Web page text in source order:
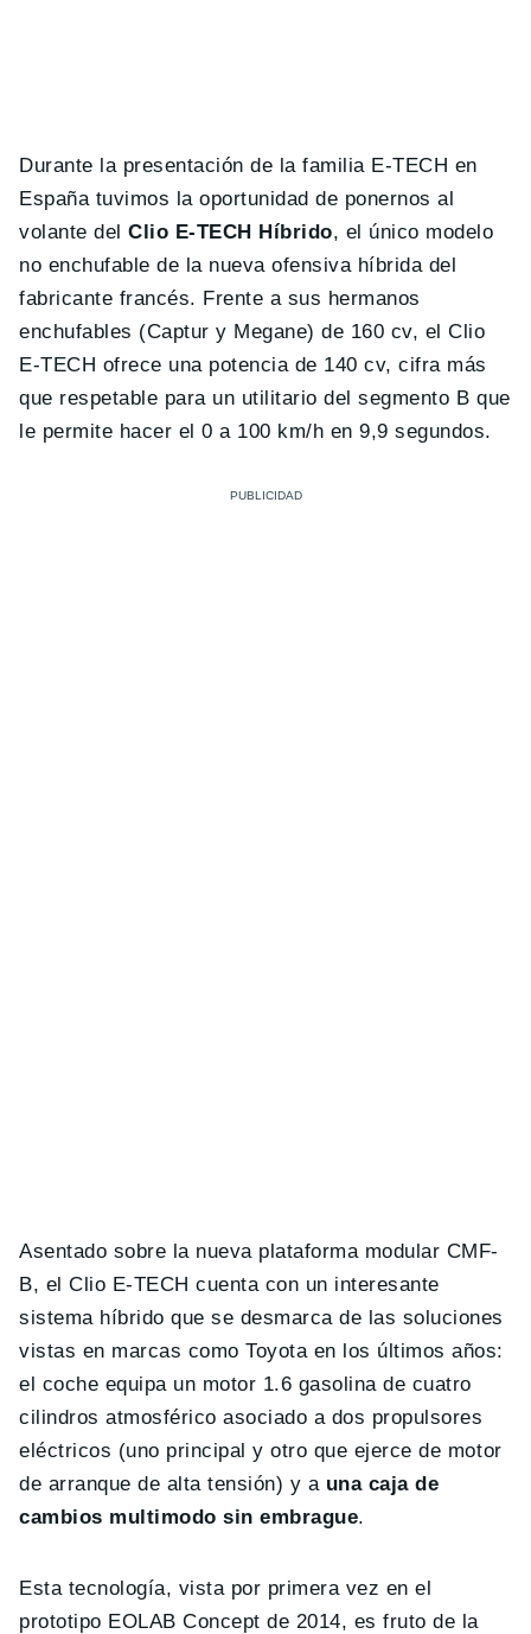
Durante la presentación de la familia E-TECH en
España tuvimos la oportunidad de ponernos al
volante delClio E-TECH Híbrido, el único modelo
no enchufable de la nueva ofensiva híbrida del
fabricante francés. Frente a sus hermanos
enchufables (Captur y Megane) de 160 cv, el Clio
E-TECH ofrece una potencia de 140 cv, cifra más
que respetable para un utilitario del segmento B que
le permite hacer el 0 a 100 km/h en 9,9 segundos.
Asentado sobre la nueva plataforma modular CMF-
B, el Clio E-TECH cuenta con un interesante
sistema híbrido que se desmarca de las soluciones
vistas en marcas como Toyota en los últimos años:
el coche equipa un motor 1.6 gasolina de cuatro
cilindros atmosférico asociado a dos propulsores
eléctricos (uno principal y otro que ejerce de motor
de arranque de alta tensión) y a una caja de
cambios multimodo sin embrague.
Esta tecnología, vista por primera vez en el
prototipo EOLAB Concept de 2014, es fruto de la